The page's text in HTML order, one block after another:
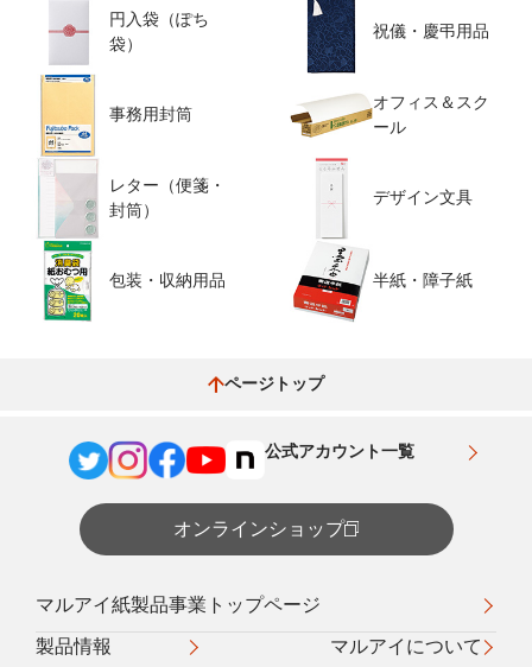
円入袋（ぽち
袋）
祝儀・慶弔用品
事務用封筒
オフィス＆スク
ール
レター（便箋・
封筒）
デザイン文具
包装・収納用品 半紙・障子紙
ページトップ
公式アカウント一覧
オンラインショップ
マルアイ紙製品事業トップページ
製品情報 マルアイについて